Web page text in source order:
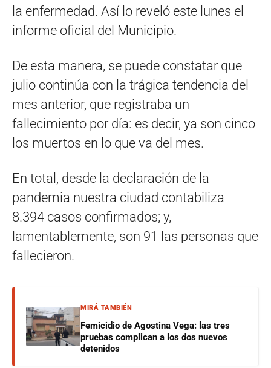
la enfermedad. Así lo reveló este lunes el
informe oficial del Municipio.
De esta manera, se puede constatar que
julio continúa con la trágica tendencia del
mes anterior, que registraba un
fallecimiento por día: es decir, ya son cinco
los muertos en lo que va del mes.
En total, desde la declaración de la
pandemia nuestra ciudad contabiliza
8.394 casos confirmados; y,
lamentablemente, son 91 las personas que
fallecieron.
MIRÁ TAMBIÉN
Femicidio de Agostina Vega: las tres
pruebas complican a los dos nuevos
detenidos